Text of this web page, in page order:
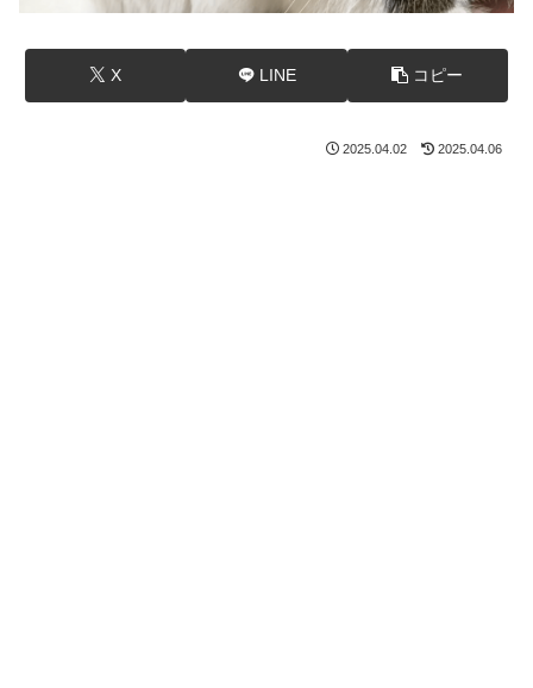
X LINE コピー
2025.04.02 2025.04.06